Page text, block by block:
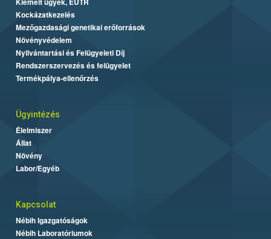
Kockázatkezelés
Mezőgazdasági genetikai erőforrások
Növényvédelem
Nyilvántartási és Felügyeleti Díj
Rendszerszervezés és felügyelet
Termékpálya-ellenőrzés
Ügyintézés
Élelmiszer
Állat
Növény
Labor/Egyéb
Kapcsolat
Nébih Igazgatóságok
Nébih Laboratóriumok